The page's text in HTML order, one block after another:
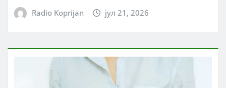
Radio Koprijan јул 21, 2026